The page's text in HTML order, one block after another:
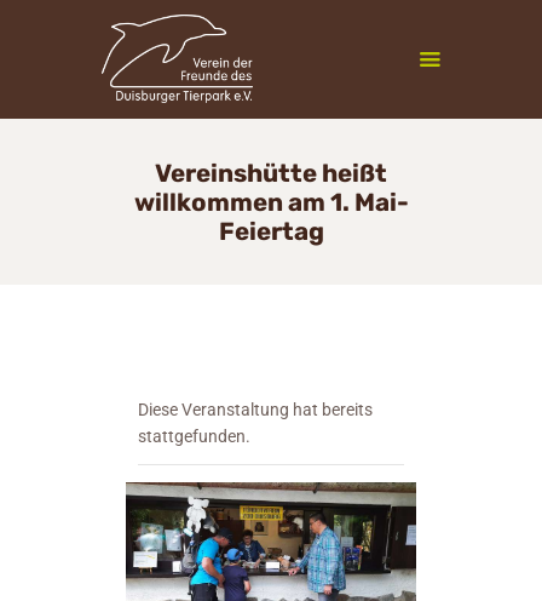
Vereinshütte heißt
willkommen am 1. Mai-
Feiertag
Zoofreunde Duisburg
Mitgliedschaft
Veranstaltungen
Diese Veranstaltung hat bereits
stattgefunden.